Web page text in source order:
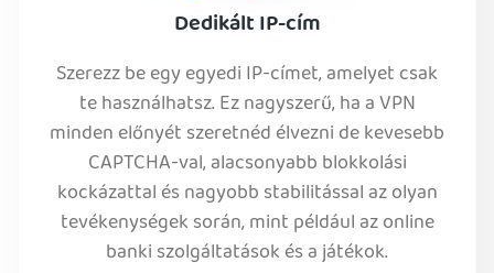
Dedikált IP-cím
Szerezz be egy egyedi IP-címet, amelyet csak
te használhatsz. Ez nagyszerű, ha a VPN
minden előnyét szeretnéd élvezni de kevesebb
CAPTCHA-val, alacsonyabb blokkolási
kockázattal és nagyobb stabilitással az olyan
tevékenységek során, mint például az online
banki szolgáltatások és a játékok.